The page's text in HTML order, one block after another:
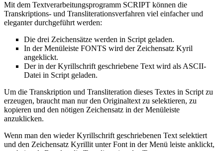
Mit dem Textverarbeitungsprogramm SCRIPT können die
Transkriptions- und Transliterationsverfahren viel einfacher und
eleganter durchgeführt werden:
Die drei Zeichensätze werden in Script geladen.
In der Menüleiste FONTS wird der Zeichensatz Kyril
angeklickt.
Der in der Kyrillschrift geschriebene Text wird als ASCII-
Datei in Script geladen.
Um die Transkription und Transliteration dieses Textes in Script zu
erzeugen, braucht man nur den Originaltext zu selektieren, zu
kopieren und den nötigen Zeichensatz in der Menüleiste
anzuklicken.
Wenn man den wieder Kyrillschrift geschriebenen Text selektiert
und den Zeichensatz Kyrillit unter Font in der Menü leiste anklickt,